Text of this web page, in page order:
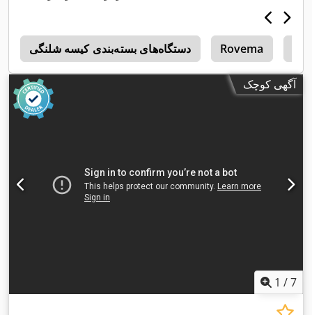
دستگاه‌های بسته‌بندی کیسه شلنگی Rovema
آگهی کوچک
1 /7